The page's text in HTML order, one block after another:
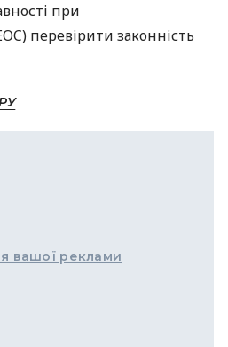
при
перевірити законність
вашої реклами